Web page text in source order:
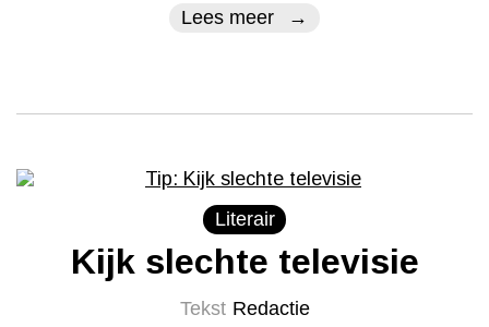
Lees meer
Literair
Kijk slechte televisie
Tekst Redactie